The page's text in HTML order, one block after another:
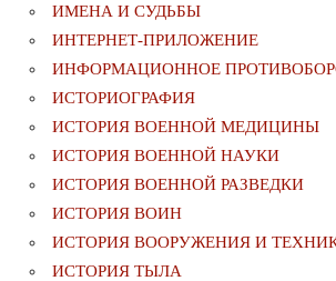
ИМЕНА И СУДЬБЫ
ИНТЕРНЕТ-ПРИЛОЖЕНИЕ
ИНФОРМАЦИОННОЕ
ИСТОРИОГРАФИЯ
ИСТОРИЯ ВОЕННОЙ МЕДИЦИНЫ
ИСТОРИЯ ВОЕННОЙ НАУКИ
ИСТОРИЯ ВОЕННОЙ РАЗВЕДКИ
ИСТОРИЯ ВОИН
ИСТОРИЯ ВООРУЖЕНИЯ И
ИСТОРИЯ ТЫЛА